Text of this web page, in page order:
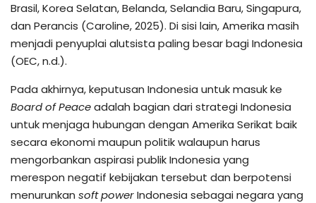
Brasil, Korea Selatan, Belanda, Selandia Baru, Singapura,
dan Perancis (Caroline, 2025). Di sisi lain, Amerika masih
menjadi penyuplai alutsista paling besar bagi Indonesia
(OEC, n.d.).
Pada akhirnya, keputusan Indonesia untuk masuk ke
Board of Peaceadalah bagian dari strategi Indonesia
untuk menjaga hubungan dengan Amerika Serikat baik
secara ekonomi maupun politik walaupun harus
mengorbankan aspirasi publik Indonesia yang
merespon negatif kebijakan tersebut dan berpotensi
menurunkan soft powerIndonesia sebagai negara yang